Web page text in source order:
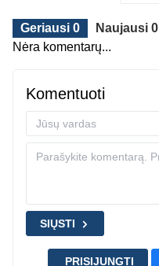
Geriausi 0 Naujausi 0
Nėra komentarų...
Komentuoti
SIŲSTI
PRISIJUNGTI